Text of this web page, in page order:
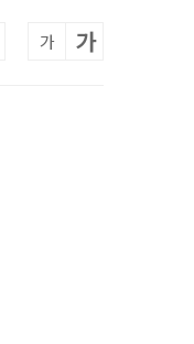
가 가